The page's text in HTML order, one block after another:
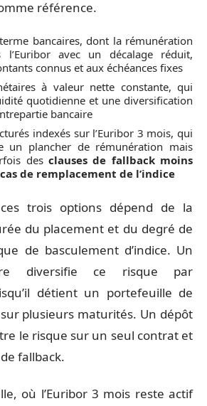
référence.
bancaires, dont la rémunération
l’Euribor avec un décalage réduit,
connus et aux échéances fixes
à valeur nette constante, qui
quotidienne et une diversification
bancaire
indexés sur l’Euribor 3 mois, qui
un plancher de rémunération mais
des clauses de fallback moins
de remplacement de l’indice
trois options dépend de la
du placement et du degré de
de basculement d’indice. Un
diversifie ce risque par
détient un portefeuille de
plusieurs maturités. Un dépôt
le risque sur un seul contrat et
fallback.
où l’Euribor 3 mois reste actif